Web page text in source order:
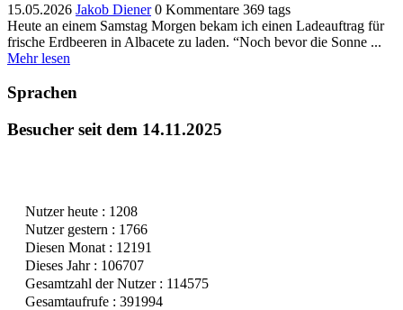
15.05.2026 Jakob Diener 0 Kommentare 369 tags
Heute an einem Samstag Morgen bekam ich einen Ladeauftrag für
frische Erdbeeren in Albacete zu laden. “Noch bevor die Sonne ...
Mehr lesen
Sprachen
Besucher seit dem 14.11.2025
Nutzer heute : 1208
Nutzer gestern : 1766
Diesen Monat : 12191
Dieses Jahr : 106707
Gesamtzahl der Nutzer : 114575
Gesamtaufrufe : 391994